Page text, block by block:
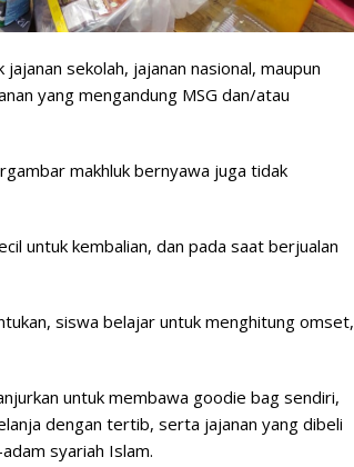
sekolah, jajanan nasional, maupun
yang mengandung MSG dan/atau
makhluk bernyawa juga tidak
untuk kembalian, dan pada saat berjualan
siswa belajar untuk menghitung omset,
untuk membawa goodie bag sendiri,
dengan tertib, serta jajanan yang dibeli
syariah Islam.